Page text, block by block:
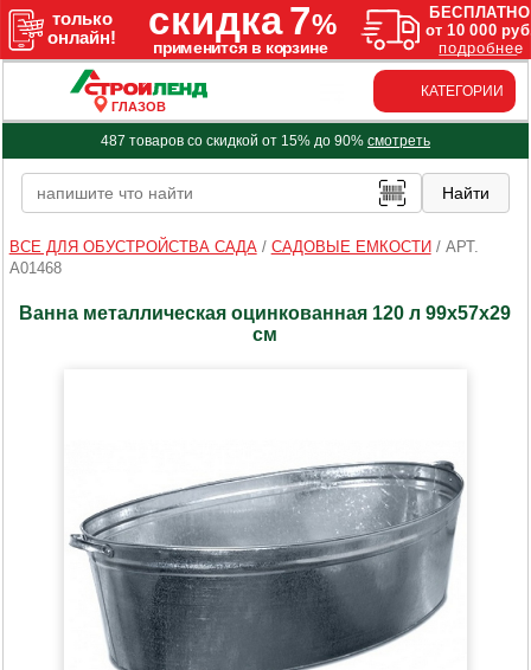
ГЛАЗОВ
КАТЕГОРИИ
487 товаров со скидкой от 15% до 90% смотреть
ВСЕ ДЛЯ ОБУСТРОЙСТВА САДА/ САДОВЫЕ ЕМКОСТИ / АРТ.
A01468
Ванна металлическая оцинкованная 120 л 99х57х29
см